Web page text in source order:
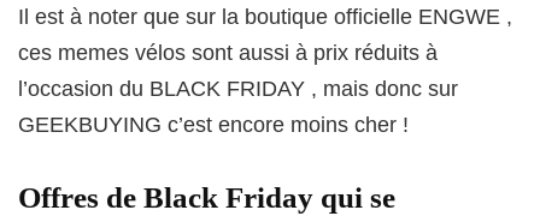
Il est à noter que sur la boutique officielle ENGWE ,
ces memes vélos sont aussi à prix réduits à
l’occasion du BLACK FRIDAY , mais donc sur
GEEKBUYING c’est encore moins cher !
Offres de Black Friday qui se